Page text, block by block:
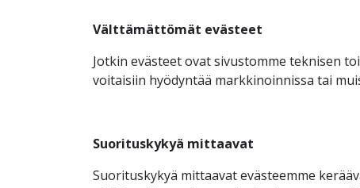
Välttämättömät evästeet
Jotkin evästeet ovat sivustomme teknisen
voitaisiin hyödyntää markkinoinnissa tai
Suorituskykyä mittaavat
Suorituskykyä mittaavat evästeemme